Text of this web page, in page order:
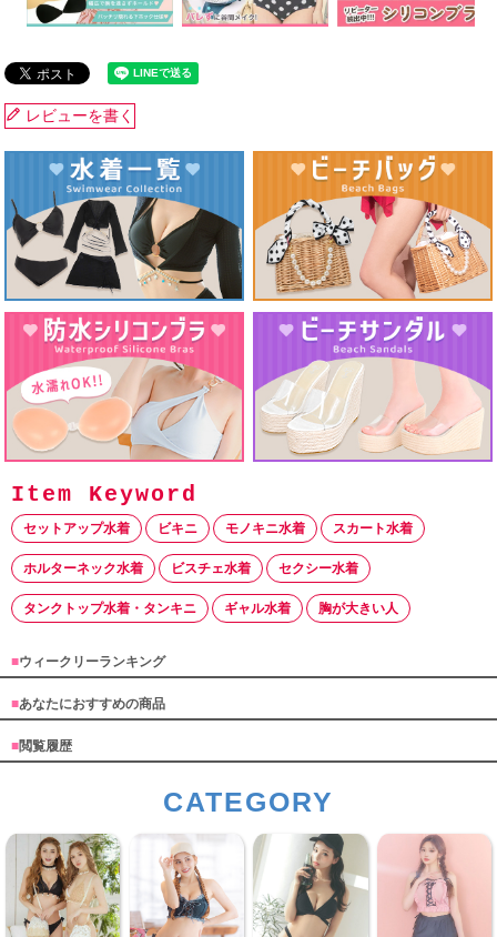
レビューを書く
セットアップ水着 ビキニ モノキニ水着 スカート水着
ホルターネック水着 ビスチェ水着 セクシー水着
タンクトップ水着・タンキニ ギャル水着 胸が大きい人
■ウィークリーランキング
■あなたにおすすめの商品
■閲覧履歴
CATEGORY